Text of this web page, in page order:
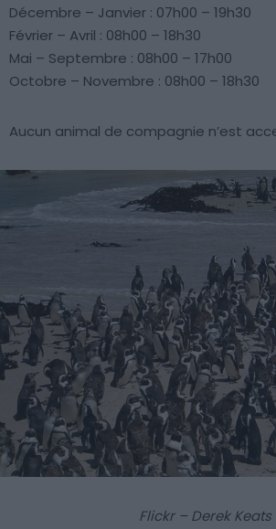
Décembre – Janvier : 07h00 – 19h30
Février – Avril : 08h00 – 18h30
Mai – Septembre : 08h00 – 17h00
Octobre – Novembre : 08h00 – 18h30
Aucun animal de compagnie n’est
Flickr – Derek Keats